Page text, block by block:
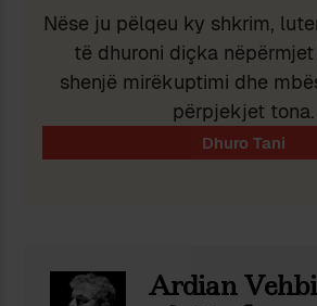
Nëse ju pëlqeu ky shkrim,
të dhuroni diçka
shenjë mirëkuptimi dhe
përpjekjet tona.
Ardian